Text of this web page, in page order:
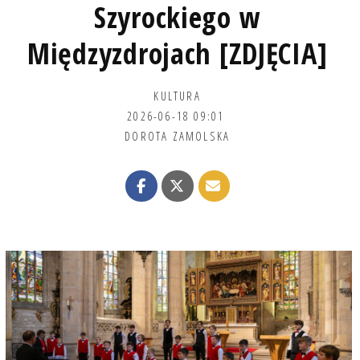
Szyrockiego w
Międzyzdrojach [ZDJĘCIA]
KULTURA
2026-06-18 09:01
DOROTA ZAMOLSKA